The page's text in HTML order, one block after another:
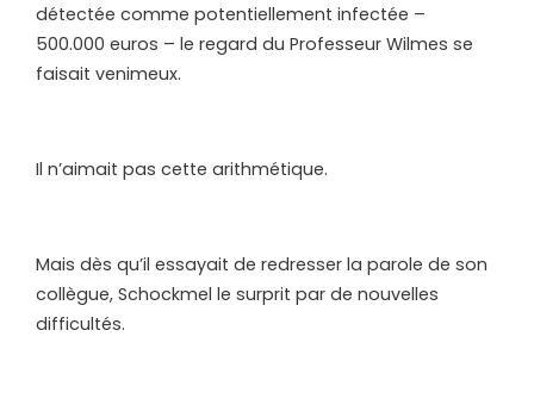
détectée comme potentiellement infectée –
500.000 euros – le regard du Professeur Wilmes se
faisait venimeux.
Il n’aimait pas cette arithmétique.
Mais dès qu’il essayait de redresser la parole de son
collègue, Schockmel le surprit par de nouvelles
difficultés.